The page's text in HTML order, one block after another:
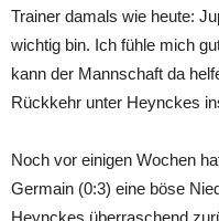
Trainer damals wie heute:
wichtig bin. Ich fühle mich
kann der Mannschaft da
Rückkehr unter Heynckes
Noch vor einigen Wochen
Germain (0:3) eine böse
Heynckes überraschend